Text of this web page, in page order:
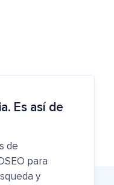
Es así de
de
para
y